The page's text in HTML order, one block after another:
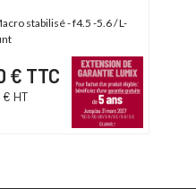
stabilisé - f4.5 -5.6 / L-
€ TTC
HT